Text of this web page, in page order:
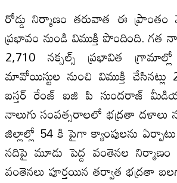
రోడ్డు నిర్మాణం తరువాత ఈ
ప్రభావం నుండి విముక్తి పొందింది. గత
2,710 నక్సల్స్ ప్రభావిత
మావోయిస్టుల నుంచి విముక్తి
బస్తర్ రేంజ్ ఐజి పి సుందరాజ్
నాలుగు సంవత్సరాలలో భద్రతా దళాలు
జిల్లాల్లో 54 కి పైగా క్యాంపులను
నదిపై మూడు పెద్ద వంతెనల
వంతెనలు పూర్తయిన తర్వాత భద్రతా